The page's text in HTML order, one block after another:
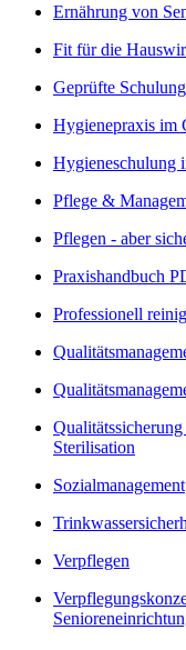
Ernährung von
Fit für die
Geprüfte
Hygienepraxis im
Hygieneschulung
Pflege &
Pflegen - aber
Praxishandbuch
Professionell
Sterilisation
Sozialmanagement
Verpflegen